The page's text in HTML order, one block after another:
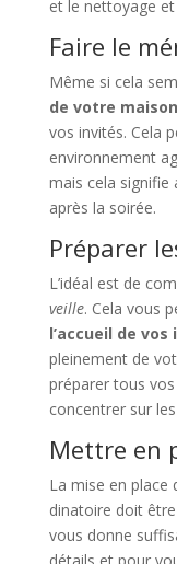
et le nettoyage
Faire le
Même si cela
de votre
vos invités. Cela
environnement
mais cela signifie
après la soirée.
Préparer
L’idéal est de
veille. Cela vous
l’accueil de
pleinement de
préparer tous
concentrer sur
Mettre en
La mise en place
dinatoire doit
vous donne